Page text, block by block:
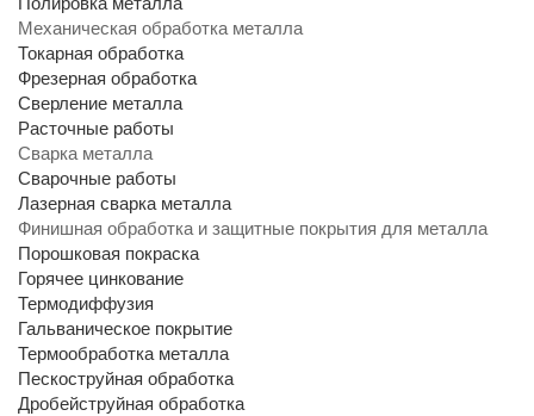
Механическая обработка металла
Токарная обработка
Фрезерная обработка
Сверление металла
Расточные работы
Сварка металла
Сварочные работы
Лазерная сварка металла
Финишная обработка и защитные покрытия для металла
Порошковая покраска
Горячее цинкование
Термодиффузия
Гальваническое покрытие
Термообработка металла
Пескоструйная обработка
Дробейструйная обработка